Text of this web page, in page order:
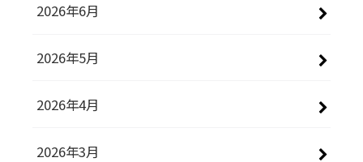
2026年6月
2026年5月
2026年4月
2026年3月